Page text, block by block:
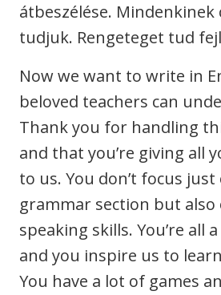
átbeszélése. Mindenkinek
tudjuk. Rengeteget tud
Now we want to write in
beloved teachers can
Thank you for handling
and that you’re giving all
to us. You don’t focus
grammar section but also
speaking skills. You’re all
and you inspire us to
You have a lot of games